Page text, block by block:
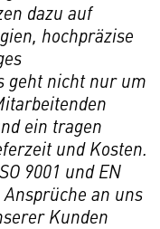
dazu auf
hochpräzise
geht nicht nur um
ein tragen
und Kosten.
9001 und EN
an uns
Kunden